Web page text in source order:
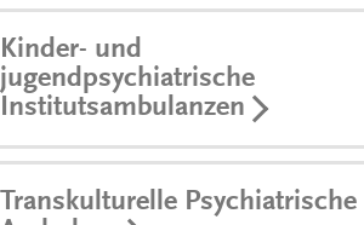
Kinder- und
jugendpsychiatrische
Institutsambulanzen
Transkulturelle Psychiatrische